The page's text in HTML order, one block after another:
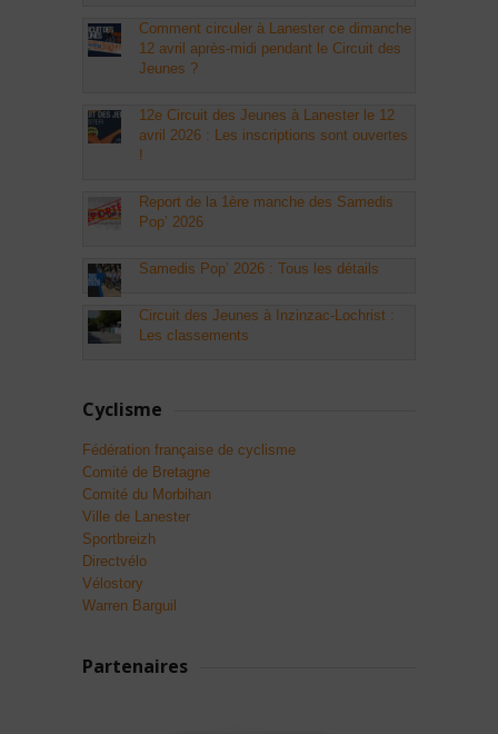
Comment circuler à Lanester ce dimanche
12 avril après-midi pendant le Circuit des
Jeunes ?
12e Circuit des Jeunes à Lanester le 12
avril 2026 : Les inscriptions sont ouvertes
!
Report de la 1ère manche des Samedis
Pop’ 2026
Samedis Pop’ 2026 : Tous les détails
Circuit des Jeunes à Inzinzac-Lochrist :
Les classements
Cyclisme
Fédération française de cyclisme
Comité de Bretagne
Comité du Morbihan
Ville de Lanester
Sportbreizh
Directvélo
Vélostory
Warren Barguil
Partenaires